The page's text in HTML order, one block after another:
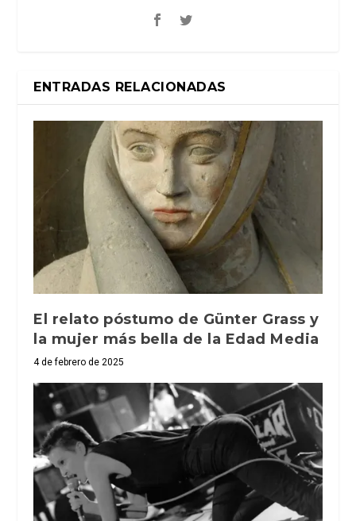
ENTRADAS RELACIONADAS
El relato póstumo de Günter Grass y
la mujer más bella de la Edad Media
4 de febrero de 2025